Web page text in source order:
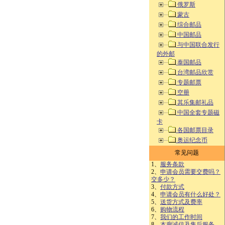
俄罗斯
蒙古
综合邮品
中国邮品
与中国联合发行
的外邮
泰国邮品
台湾邮品欣赏
专题邮票
空册
其乐集邮礼品
中国全套专题磁
卡
各国邮票目录
奥运纪念币
常见问题
1、 服务条款
2、 申请会员需要交费吗？
交多少？
3、 付款方式
4、 申请会员有什么好处？
5、 送货方式及费率
6、 购物流程
7、 我们的工作时间